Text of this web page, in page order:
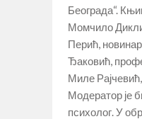
Београда“.
Момчило
Перић,
Ђаковић,
Миле
Модератор је
психолог. У